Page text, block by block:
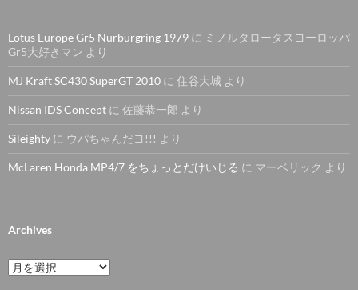
Lotus Europe Gr5 Nurburgring 1979 に ミノルタロータスヨーロッパ
Gr5大好きマン より
MJ Kraft SC430 SuperGT 2010 に 住谷大城 より
Nissan IDS Concept に 佐藤恭一郎 より
Sileighty に ウパちゃんだヨ!!! より
McLaren Honda MP4/7 をちょっとだけいじる に マーベリック より
Archives
Archives